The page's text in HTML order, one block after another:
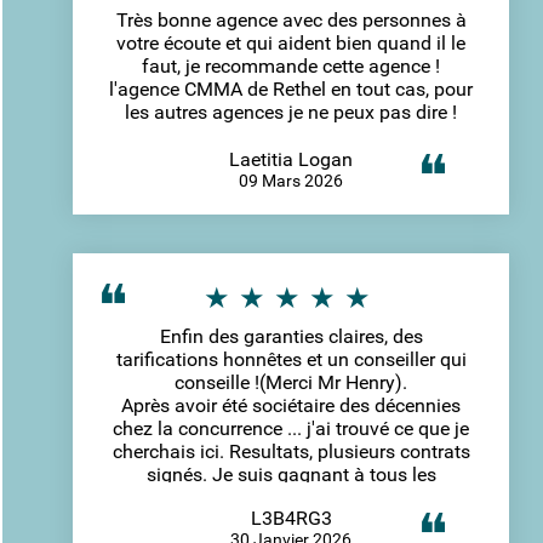
Très bonne agence avec des personnes à
votre écoute et qui aident bien quand il le
faut, je recommande cette agence !
l'agence CMMA de Rethel en tout cas, pour
les autres agences je ne peux pas dire !
Laetitia Logan
09 Mars 2026
Enfin des garanties claires, des
tarifications honnêtes et un conseiller qui
conseille !(Merci Mr Henry).
Après avoir été sociétaire des décennies
chez la concurrence ... j'ai trouvé ce que je
cherchais ici. Resultats, plusieurs contrats
signés. Je suis gagnant à tous les
L3B4RG3
30 Janvier 2026